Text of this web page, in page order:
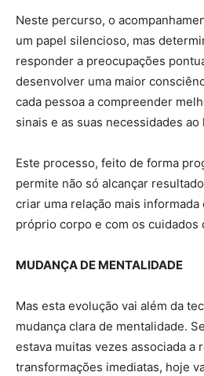
Neste percurso, o
um papel silencioso, mas
responder a preocupações
desenvolver uma maior
cada pessoa a compreender
sinais e as suas necessidades
Este processo, feito de forma
permite não só alcançar
criar uma relação mais
próprio corpo e com os cuidados
MUDANÇA DE MENTALIDADE
Mas esta evolução vai além da
mudança clara de mentalidade.
estava muitas vezes associada a
transformações imediatas, hoje